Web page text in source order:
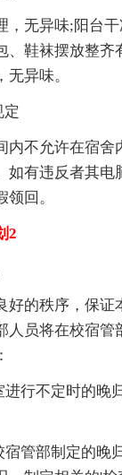
，无异味;阳台
、鞋袜摆放整齐
异味。
定
内不允许在宿舍
如有违反者其电
回。
2
好的秩序，保证
人员将在校宿管
进行不定时的晚
宿管部制定的晚